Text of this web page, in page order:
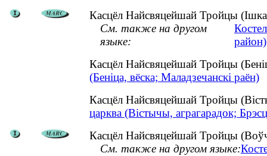
Касцёл Найсвяцейшай Тройцы
См. также на другом
языке:
район)
Касцёл Найсвяцейшай Тройцы
(Беніца, вёска; Маладзечанскі раён)
Касцёл Найсвяцейшай Тройцы
царква (Вістычы, аграгарадок;
Касцёл Найсвяцейшай Тройцы
См. также на другом языке: